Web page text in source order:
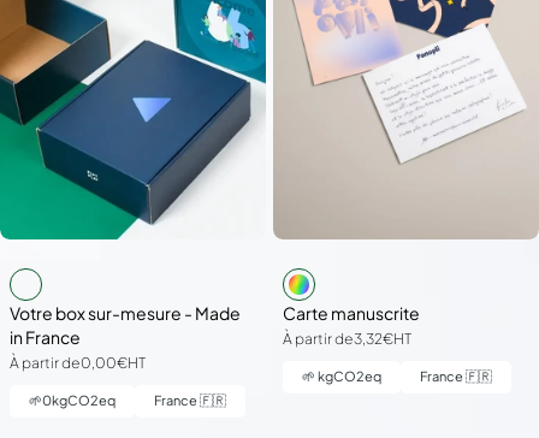
Votre box sur-mesure - Made
in France
À partir de0,00€HT
🌱0kgCO2eq France 🇫🇷
Carte manuscrite
À partir de3,32€HT
🌱kgCO2eq France 🇫🇷